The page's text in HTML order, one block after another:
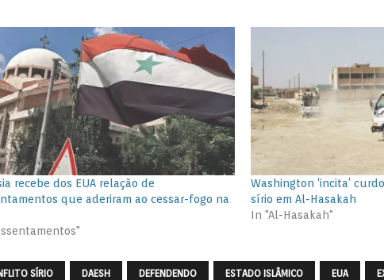
recebe dos EUA relação de
que aderiram ao cessar-fogo na
Washington ‘incita’
sírio em Al-Hasakah
In "Al-Hasakah"
SÍRIO DAESH DEFENDENDO ESTADO ISLÂMICO EUA